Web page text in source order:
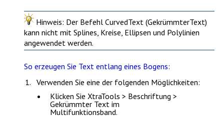
Hinweis: Der BefehlCurvedText (GekrümmterText)
kann nicht mit Splines, Kreise, Ellipsen und Polylinien
angewendet werden.
So erzeugen Sie Text entlang eines Bogens:
Verwenden Sie eine der folgenden Möglichkeiten:
Klicken SieXtraTools > Beschriftung >
Gekrümmter Text im
Multifunktionsband.